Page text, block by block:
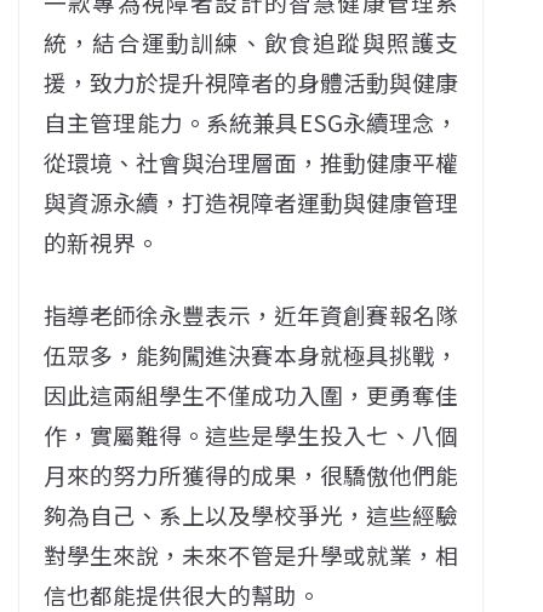
統，結合運動訓練、飲食追蹤與照護支
援，致力於提升視障者的身體活動與健康
自主管理能力。系統兼具ESG永續理念，
從環境、社會與治理層面，推動健康平權
與資源永續，打造視障者運動與健康管理
的新視界。
指導老師徐永豐表示，近年資創賽報名隊
伍眾多，能夠闖進決賽本身就極具挑戰，
因此這兩組學生不僅成功入圍，更勇奪佳
作，實屬難得。這些是學生投入七、八個
月來的努力所獲得的成果，很驕傲他們能
夠為自己、系上以及學校爭光，這些經驗
對學生來說，未來不管是升學或就業，相
信也都能提供很大的幫助。